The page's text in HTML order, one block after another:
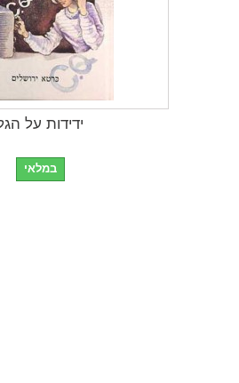
ידידות על הגל
במלאי